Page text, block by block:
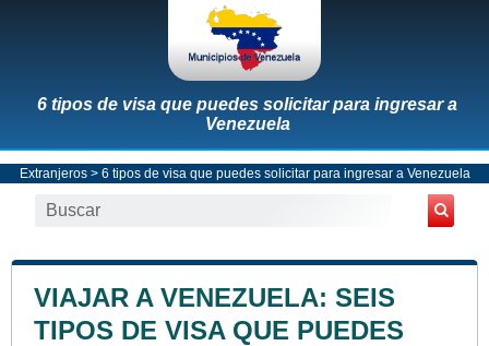
6 tipos de visa que puedes solicitar para ingresar a
Venezuela
Extranjeros> 6 tipos de visa que puedes solicitar para ingresar a Venezuela
VIAJAR A VENEZUELA: SEIS
TIPOS DE VISA QUE PUEDES